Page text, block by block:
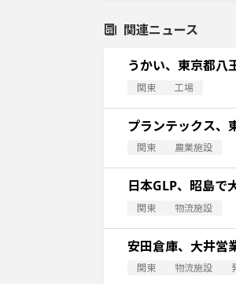
関連ニュース
うかい、東京都八
関東 工場
プランテックス、
関東 農業施設
日本GLP、昭島で
関東 物流施設
安田倉庫、大井営
関東 物流施設